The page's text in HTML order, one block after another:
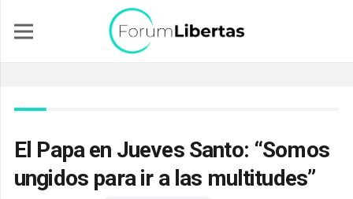
El Papa en Jueves Santo: “Somos
ungidos para ir a las multitudes”